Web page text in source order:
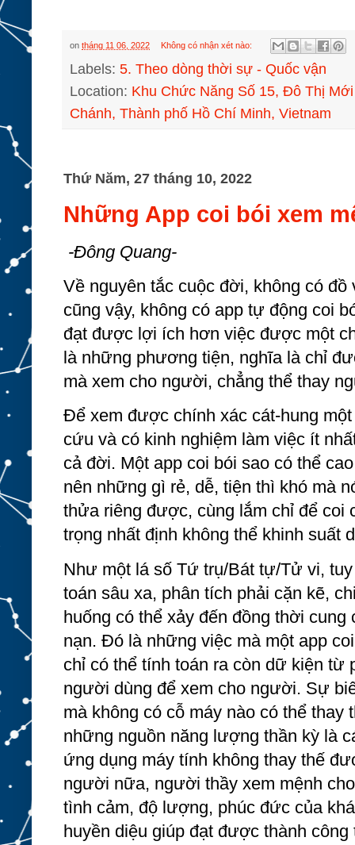
on tháng 11 06, 2022 Không có nhận xét nào:
Labels: 5. Theo dòng thời sự - Quốc vận
Location: Khu Chức Năng Số 15, Đô Thị
Chánh, Thành phố Hồ Chí Minh, Vietnam
Thứ Năm, 27 tháng 10, 2022
Những App coi bói xem
-Đông Quang-
Về nguyên tắc cuộc đời, không có
cũng vậy, không có app tự động coi
đạt được lợi ích hơn việc được một
là những phương tiện, nghĩa là chỉ
mà xem cho người, chẳng thể thay
Để xem được chính xác cát-hung
cứu và có kinh nghiệm làm việc ít
cả đời. Một app coi bói sao có thể
nên những gì rẻ, dễ, tiện thì khó mà
thửa riêng được, cùng lắm chỉ để coi
trọng nhất định không thể khinh suất
Như một lá số Tứ trụ/Bát tự/Tử vi,
toán sâu xa, phân tích phải cặn kẽ,
huống có thể xảy đến đồng thời
nạn. Đó là những việc mà một app
chỉ có thể tính toán ra còn dữ kiện từ
người dùng để xem cho người. Sự
mà không có cỗ máy nào có thể thay
những nguồn năng lượng thần kỳ là
ứng dụng máy tính không thay thế
người nữa, người thầy xem mệnh
tình cảm, độ lượng, phúc đức của
huyền diệu giúp đạt được thành